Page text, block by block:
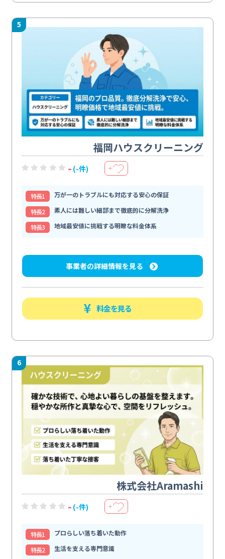
5
福岡ハウスクリーニング
- (-件) ＋
特⻑1
万が一のトラブルにも対応する安心の保証
特⻑2
素人には難しい細部まで徹底的に分解洗浄
特⻑3
地域最安値に挑戦する明瞭な料金体系
事業者の詳細情報を見る
料金を見る
6
株式会社Aramashi
- (-件) ＋
特⻑1
プロらしい落ち着いた動作
特⻑2
生活を支える専門意識